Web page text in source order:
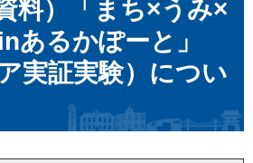
料）「まち×うみ×
あるかぽーと」
実証実験）につい